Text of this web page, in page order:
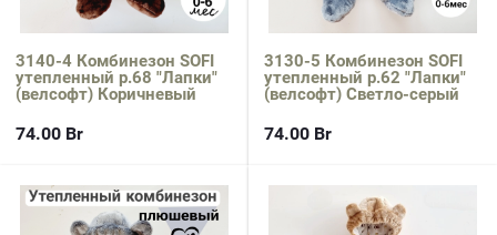
3140-4 Комбинезон SOFI
утепленный р.68 "Лапки"
(велсофт) Коричневый
74.00 Br
3130-5 Комбинезон SOFI
утепленный р.62 "Лапки"
(велсофт) Светло-серый
74.00 Br